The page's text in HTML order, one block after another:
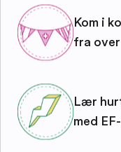
Kom i
fra
Lær
med